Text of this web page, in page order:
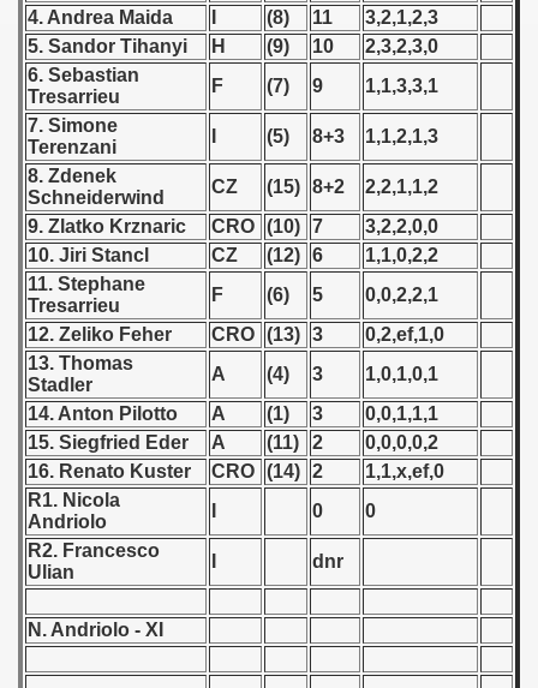
4. Andrea Maida
(8) 11
3,2,1,2,3
5. Sandor Tihanyi
H (9) 10
2,3,2,3,0
6. Sebastian
Tresarrieu
F (7) 9
1,1,3,3,1
7. Simone
Terenzani
(5) 8+3
1,1,2,1,3
8. Zdenek
Schneiderwind
CZ (15) 8+2
2,2,1,1,2
9. Zlatko Krznaric
CRO (10) 7
3,2,2,0,0
10. Jiri Stancl
CZ (12) 6
1,1,0,2,2
11. Stephane
Tresarrieu
F (6) 5
0,0,2,2,1
12. Zeliko Feher
CRO (13) 3
0,2,ef,1,0
13. Thomas
Stadler
A (4) 3
1,0,1,0,1
14. Anton Pilotto
A (1) 3
0,0,1,1,1
15. Siegfried Eder
A (11) 2
0,0,0,0,2
16. Renato Kuster
CRO (14) 2
1,1,x,ef,0
R1. Nicola
Andriolo
0
0
R2. Francesco
Ulian
dnr
N. Andriolo - XI
- 1961
- 1962
- 1963
- 1964
- 1965
- 1966
- 1967
- 1968
- 1969
- 1970